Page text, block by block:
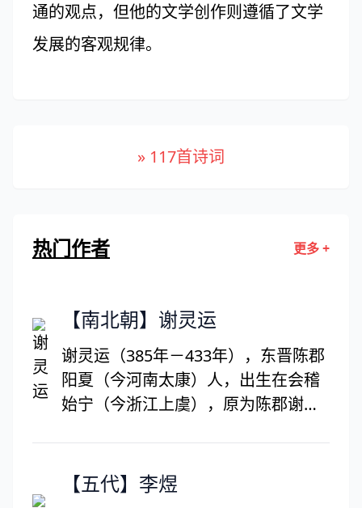
通的观点，但他的文学创作则遵循了文学
发展的客观规律。
» 117首诗词
热门作者 更多 +
【南北朝】谢灵运
谢灵运（385年－433年），东晋陈郡
阳夏（今河南太康）人，出生在会稽
始宁（今浙江上虞），原为陈郡谢氏
称谢康公、谢康乐。著名山水诗人，
【五代】李煜